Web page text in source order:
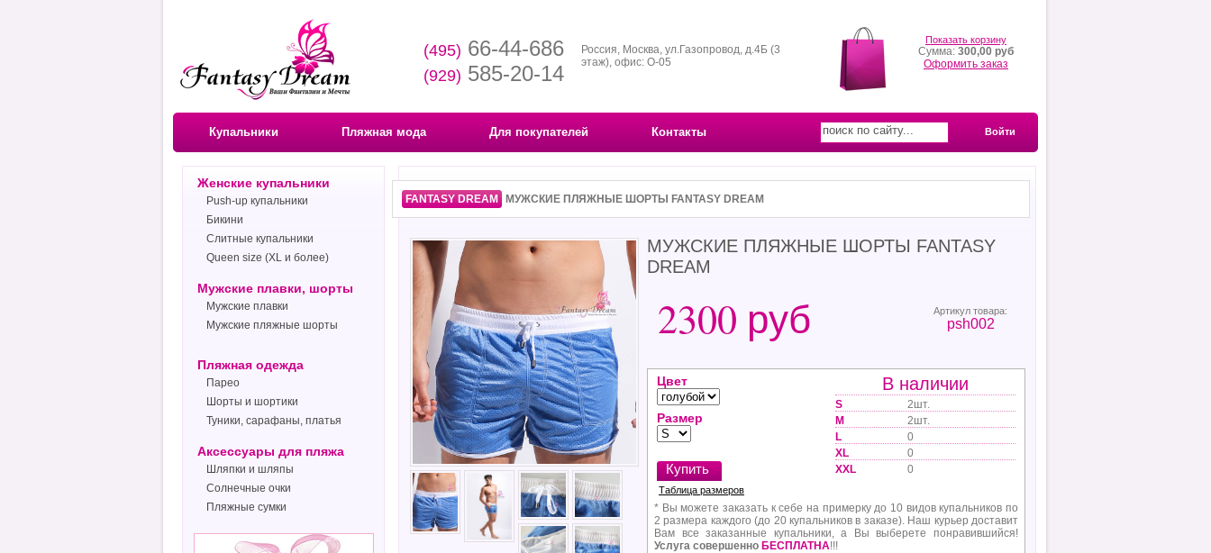
(495) 66-44-686
(929) 585-20-14
Россия, Москва, ул.Газопровод, д.4Б (3
этаж), офис: О-05
Показать корзину
Сумма: 300,00 руб
Оформить заказ
Купальники Пляжная мода Для покупателей Контакты Войти
Женские купальники
Push-up купальники
Бикини
Слитные купальники
Queen size (XL и более)
Мужские плавки, шорты
Мужские плавки
Мужские пляжные шорты
Пляжная одежда
Парео
Шорты и шортики
Туники, сарафаны, платья
Аксессуары для пляжа
Шляпки и шляпы
Солнечные очки
Пляжные сумки
FANTASY DREAM МУЖСКИЕ ПЛЯЖНЫЕ ШОРТЫ FANTASY DREAM
МУЖСКИЕ ПЛЯЖНЫЕ ШОРТЫ FANTASY
DREAM
Артикул товара:
psh002
2300 руб
В наличии
S
2шт.
M
2шт.
L
0
XL
0
XXL
0
Цвет
Размер
Таблица размеров
* Вы можете заказать к себе на примерку до 10 видов купальников по
2 размера каждого (до 20 купальников в заказе). Наш курьер доставит
Вам все заказанные купальники, а Вы выберете понравившийся!
Услуга совершенно БЕСПЛАТНА!!!